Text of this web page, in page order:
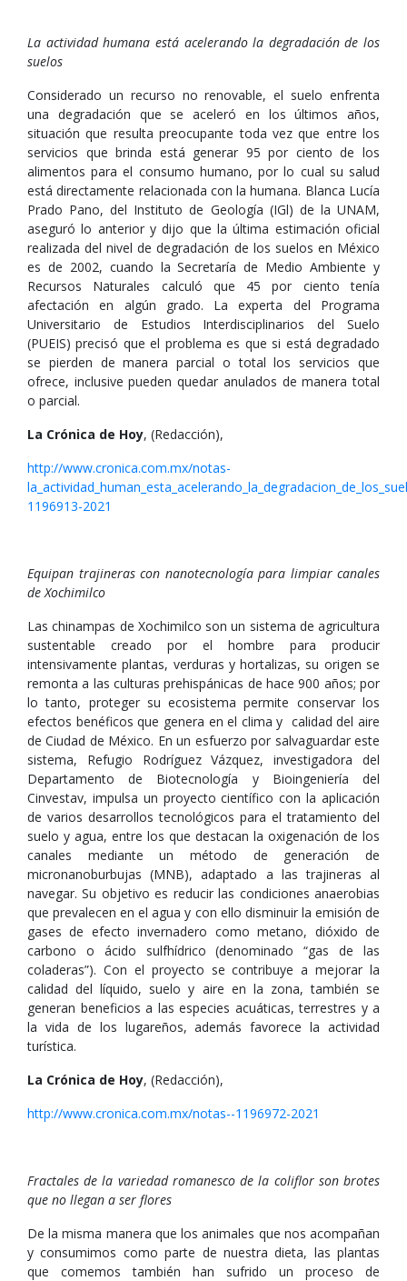
La actividad humana está acelerando la degradación de los
suelos
Considerado un recurso no renovable, el suelo enfrenta
una degradación que se aceleró en los últimos años,
situación que resulta preocupante toda vez que entre los
servicios que brinda está generar 95 por ciento de los
alimentos para el consumo humano, por lo cual su salud
está directamente relacionada con la humana. Blanca Lucía
Prado Pano, del Instituto de Geología (IGl) de la UNAM,
aseguró lo anterior y dijo que la última estimación oficial
realizada del nivel de degradación de los suelos en México
es de 2002, cuando la Secretaría de Medio Ambiente y
Recursos Naturales calculó que 45 por ciento tenía
afectación en algún grado. La experta del Programa
Universitario de Estudios Interdisciplinarios del Suelo
(PUEIS) precisó que el problema es que si está degradado
se pierden de manera parcial o total los servicios que
ofrece, inclusive pueden quedar anulados de manera total
o parcial.
La Crónica de Hoy, (Redacción),
http://www.cronica.com.mx/notas-
1196913-2021
Equipan trajineras con nanotecnología para limpiar canales
de Xochimilco
Las chinampas de Xochimilco son un sistema de agricultura
sustentable creado por el hombre para producir
intensivamente plantas, verduras y hortalizas, su origen se
remonta a las culturas prehispánicas de hace 900 años; por
lo tanto, proteger su ecosistema permite conservar los
efectos benéficos que genera en el clima y calidad del aire
de Ciudad de México. En un esfuerzo por salvaguardar este
sistema, Refugio Rodríguez Vázquez, investigadora del
Departamento de Biotecnología y Bioingeniería del
Cinvestav, impulsa un proyecto científico con la aplicación
de varios desarrollos tecnológicos para el tratamiento del
suelo y agua, entre los que destacan la oxigenación de los
canales mediante un método de generación de
micronanoburbujas (MNB), adaptado a las trajineras al
navegar. Su objetivo es reducir las condiciones anaerobias
que prevalecen en el agua y con ello disminuir la emisión de
gases de efecto invernadero como metano, dióxido de
carbono o ácido sulfhídrico (denominado “gas de las
coladeras”). Con el proyecto se contribuye a mejorar la
calidad del líquido, suelo y aire en la zona, también se
generan beneficios a las especies acuáticas, terrestres y a
la vida de los lugareños, además favorece la actividad
turística.
La Crónica de Hoy, (Redacción),
http://www.cronica.com.mx/notas--1196972-2021
Fractales de la variedad romanesco de la coliflor son brotes
que no llegan a ser flores
De la misma manera que los animales que nos acompañan
y consumimos como parte de nuestra dieta, las plantas
que comemos también han sufrido un proceso de